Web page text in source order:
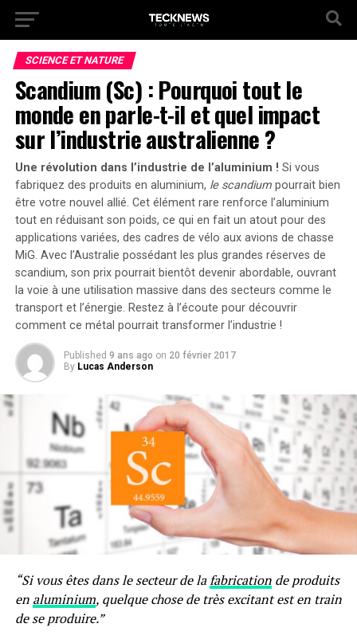
SCIENCE ET NATURE
Scandium (Sc) : Pourquoi tout le
monde en parle-t-il et quel impact
sur l’industrie australienne ?
Une révolution dans l’industrie de l’aluminium ! Si vous
fabriquez des produits en aluminium, le scandiumpourrait bien
être votre nouvel allié. Cet élément rare renforce l’aluminium
tout en réduisant son poids, ce qui en fait un atout pour des
applications variées, des cadres de vélo aux avions de chasse
MiG. Avec l’Australie possédant les plus grandes réserves de
scandium, son prix pourrait bientôt devenir abordable, ouvrant
la voie à une utilisation massive dans des secteurs comme le
transport et l’énergie. Restez à l’écoute pour découvrir
comment ce métal pourrait transformer l’industrie !
Published 9 ans ago on 20 février 2017
By Lucas Anderson
“Si vous êtes dans le secteur de lafabricationde produits
en aluminium, quelque chose de très excitant est en train
de se produire.”